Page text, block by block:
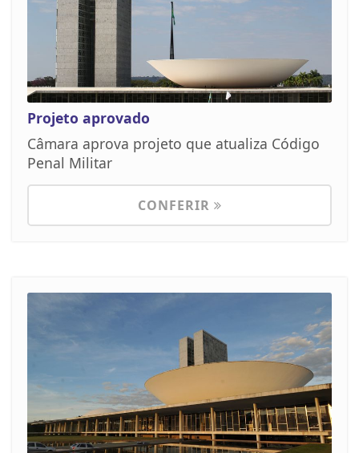
Projeto aprovado
Câmara aprova projeto que atualiza Código
Penal Militar
CONFERIR